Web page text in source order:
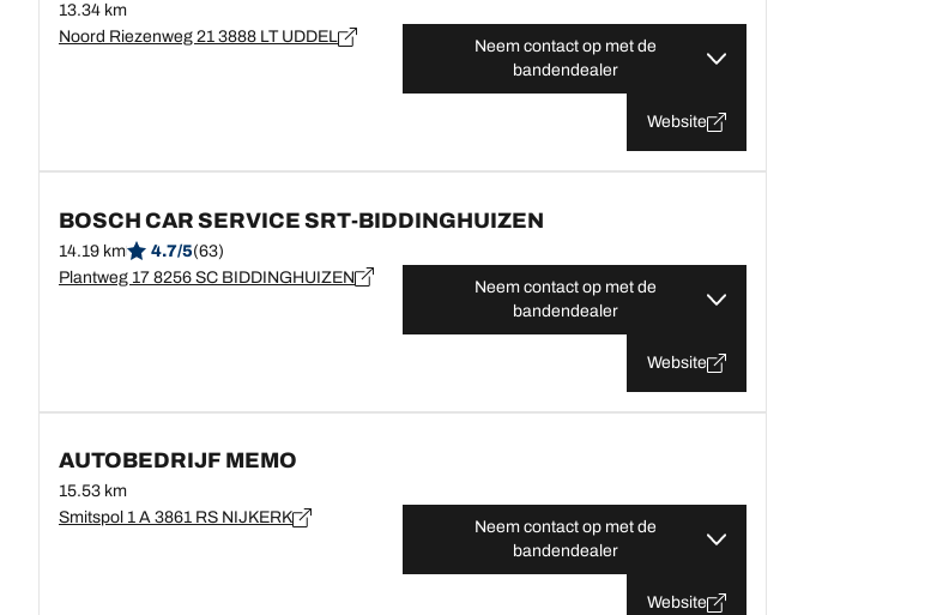
13.34 km
Noord Riezenweg 21 3888 LT UDDEL
Neem contact op met de
bandendealer
Website
BOSCH CAR SERVICE SRT-BIDDINGHUIZEN
14.19 km 4.7/5(63)
Plantweg 17 8256 SC BIDDINGHUIZEN
Neem contact op met de
bandendealer
Website
AUTOBEDRIJF MEMO
15.53 km
Smitspol 1 A 3861 RS NIJKERK
Neem contact op met de
bandendealer
Website